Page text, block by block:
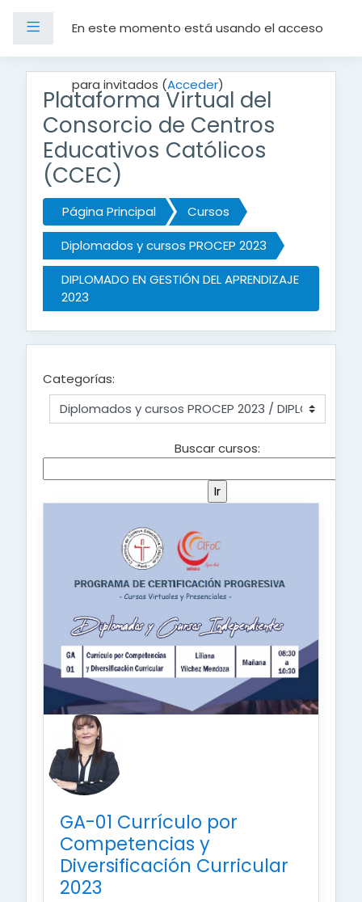
Panel lateral
En este momento está usando el acceso
para invitados (Acceder)
Plataforma Virtual del
Consorcio de Centros
Educativos Católicos
(CCEC)
Página Principal
Cursos
Diplomados y cursos PROCEP 2023
DIPLOMADO EN GESTIÓN DEL APRENDIZAJE
2023
Categorías:
GA-01 Currículo por
Competencias y
Diversificación Curricular
2023